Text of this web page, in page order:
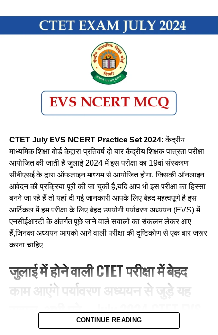
CTET July EVS NCERT Practice Set 2024: केंद्रीय
माध्यमिक शिक्षा बोर्ड केद्वारा प्रतिवर्ष दो बार केंद्रीय शिक्षक पात्रता परीक्षा
आयोजित की जाती है जुलाई 2024 में इस परीक्षा का 19वां संस्करण
सीबीएसई के द्वारा ऑफलाइन माध्यम से आयोजित होगा. जिसकी ऑनलाइन
आवेदन की प्रक्रिया पूरी की जा चुकी है,यदि आप भी इस परीक्षा का हिस्सा
बनने जा रहे हैं तो यहां दी गई जानकारी आपके लिए बेहद महत्वपूर्ण है इस
आर्टिकल में हम परीक्षा के लिए बेहद उपयोगी पर्यावरण अध्ययन (EVS) में
एनसीईआरटी के अंतर्गत पूछे जाने वाले सवालों का संकलन लेकर आए
हैं,जिनका अध्ययन आपको आने वाली परीक्षा की दृष्टिकोण से एक बार जरूर
करना चाहिए.
जुलाई में होने वाली CTET परीक्षा में बेहद
काम आएंगे पर्यावरण अध्ययन से जुड़े यह
सवाल, अभी पढ़े—July 2024 CTET EVS
NCERT And Pedagogy Important
CONTINUE READING